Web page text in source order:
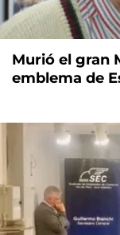
Murió el gran
emblema de